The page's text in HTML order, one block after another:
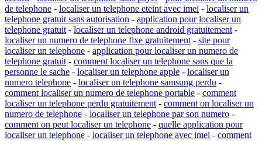
de telephone - localiser un telephone eteint avec imei - localiser un
telephone gratuit sans autorisation - application pour localiser un
telephone gratuit - localiser un telephone android gratuitement -
localiser un numero de telephone fixe gratuitement - site pour
localiser un telephone - application pour localiser un numero de
telephone gratuit - comment localiser un telephone sans que la
personne le sache - localiser un telephone apple - localiser un
numero telephone - localiser un telephone samsung perdu -
comment localiser un numero de telephone portable - comment
localiser un telephone perdu gratuitement - comment on localiser un
numero de telephone - localiser un telephone par son numero -
comment on peut localiser un telephone - quelle application pour
localiser un telephone - localiser un telephone avec imei - comment